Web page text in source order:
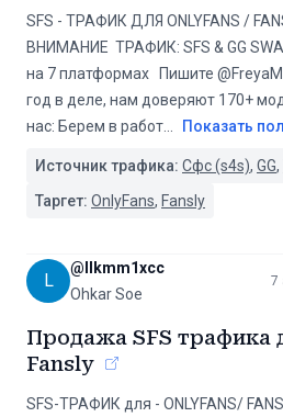
SFS - ТРАФИК ДЛЯ ONLYFANS /
ВНИМАНИЕ️️️ ️️‍ ТРАФИК: SFS & GG
на 7 платформах ️‍ ️ ️Пишите
год в деле, нам доверяют 170+
нас: Берем в работ
Показать
Источник трафика: Сфс (s4s), GG,
Таргет: OnlyFans, Fansly
L
@ llkmm1xcc
Ohkar Soe
7
Продажа SFS трафика
Fansly
SFS-ТРАФИК для - ONLYFANS/